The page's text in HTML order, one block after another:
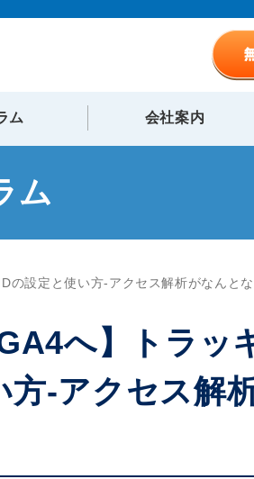
ム 会社案内
ム
の設定と使い方-アクセス解析がなんと
へ】トラッ
方-アクセス解